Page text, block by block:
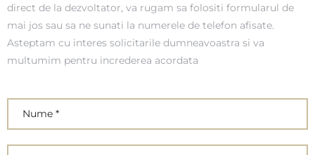
direct de la dezvoltator, va rugam sa folositi formularul de
mai jos sau sa ne sunati la numerele de telefon afisate.
Asteptam cu interes solicitarile dumneavoastra si va
multumim pentru increderea acordata